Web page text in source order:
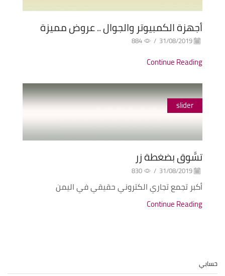
أجهزة الكمبيوتر والجوال .. عروض مميزة
/
884
Continue Reading
slider
تسَّوق بضغطة زر
/
830
أكبر تجمع تجاري الكتروني حقيقي في اليمن
Continue Reading
حسابي